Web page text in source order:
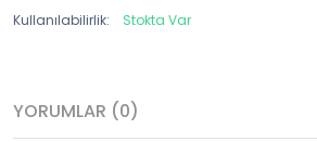
Kullanılabilirlik:
Stokta Var
YORUMLAR (0)